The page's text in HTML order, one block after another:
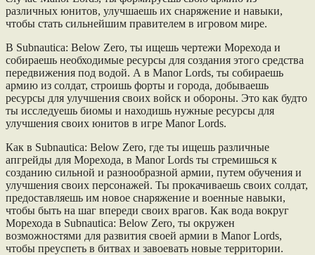
различных юнитов, улучшаешь их снаряжение и навыки,
чтобы стать сильнейшим правителем в игровом мире.
В Subnautica: Below Zero, ты ищешь чертежи Морехода и
собираешь необходимые ресурсы для создания этого средства
передвижения под водой. А в Manor Lords, ты собираешь
армию из солдат, строишь форты и города, добываешь
ресурсы для улучшения своих войск и обороны. Это как будто
ты исследуешь биомы и находишь нужные ресурсы для
улучшения своих юнитов в игре Manor Lords.
Как в Subnautica: Below Zero, где ты ищешь различные
апгрейды для Морехода, в Manor Lords ты стремишься к
созданию сильной и разнообразной армии, путем обучения и
улучшения своих персонажей. Ты прокачиваешь своих солдат,
предоставляешь им новое снаряжение и военные навыки,
чтобы быть на шаг впереди своих врагов. Как вода вокруг
Морехода в Subnautica: Below Zero, ты окружен
возможностями для развития своей армии в Manor Lords,
чтобы преуспеть в битвах и завоевать новые территории.